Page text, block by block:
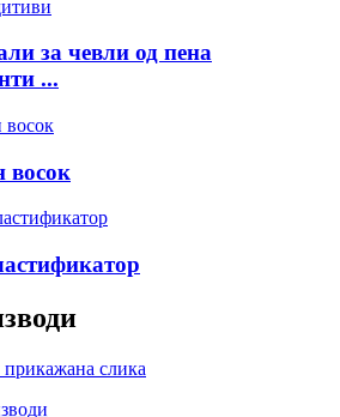
за чевли од пена
...
восок